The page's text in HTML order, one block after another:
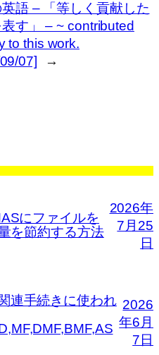
語 – 「等しく貢献した
す」 – ~ contributed
to this work.
07]
→
にファイルを
を節約する方法
2026年
7月25
日
連手続きに使われ 2026
年6月
7日